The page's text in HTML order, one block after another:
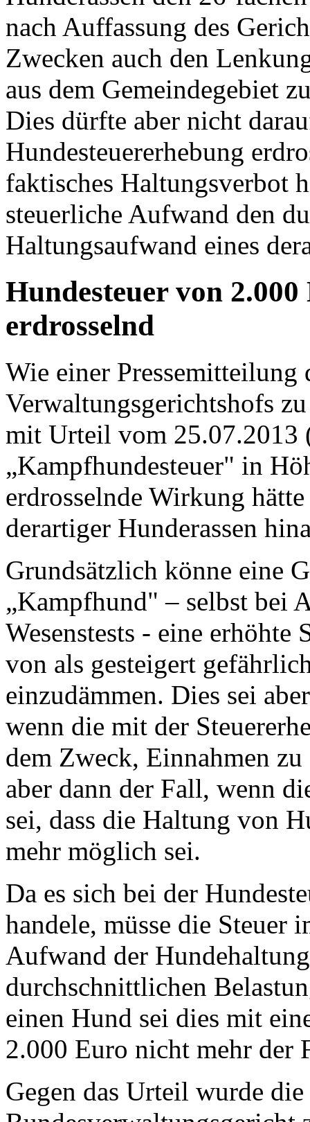
nach Auffassung des
Zwecken auch den
aus dem Gemeindegebiet
Dies dürfte aber nicht
Hundesteuererhebung
faktisches Haltungsverbot
steuerliche Aufwand den
Haltungsaufwand eines
Hundesteuer von
erdrosselnd
Wie einer Pressemitteilung
Verwaltungsgerichtshofs
mit Urteil vom 25.07.2013
„Kampfhundesteuer" in
erdrosselnde Wirkung
derartiger Hunderassen
Grundsätzlich könne eine
„Kampfhund" – selbst bei
Wesenstests - eine erhöhte
von als gesteigert
einzudämmen. Dies sei
wenn die mit der
dem Zweck, Einnahmen
aber dann der Fall, wenn
sei, dass die Haltung von
mehr möglich sei.
Da es sich bei der
handele, müsse die Steuer
Aufwand der
durchschnittlichen
einen Hund sei dies mit
2.000 Euro nicht mehr der
Gegen das Urteil wurde